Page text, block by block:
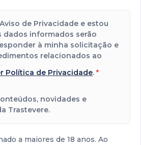
de Privacidade e estou
dados informados serão
à minha solicitação e
relacionados ao
Política de Privacidade. *
novidades e
Trastevere.
a maiores de 18 anos. Ao